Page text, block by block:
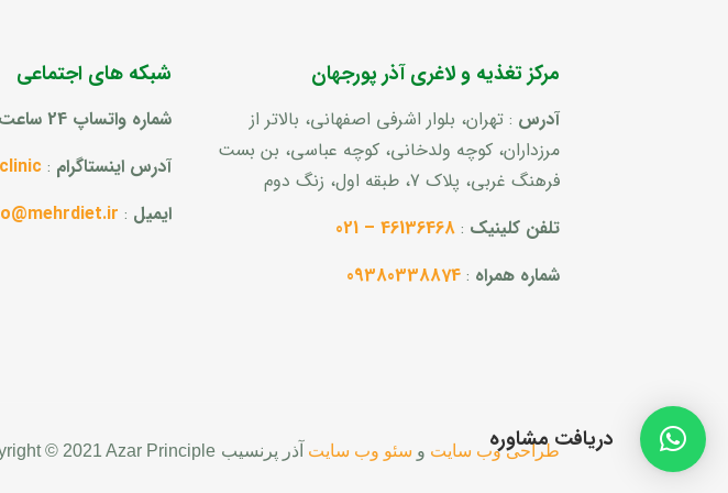
مرکز تغذیه و لاغری آذر پورجهان
آدرس : تهران، بلوار اشرفی اصفهانی، بالاتر از
مرزداران، کوچه ولدخانی، کوچه عباسی، بن بست
فرهنگ غربی، پلاک 7، طبقه اول، زنگ دوم
تلفن کلینیک :
46136468 – 021
شماره همراه :
09380338874
شبکه های اجتماعی
شماره واتساپ 24 ساعت
آدرس اینستاگرام :
ایمیل :
طراحی وب سایت و سئو وب سایت آذر پرنسیب © 2021 Azar Principle دریافت مشاوره